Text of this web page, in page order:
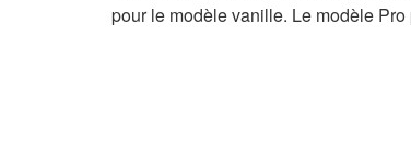
pour le modèle vanille. Le modèle